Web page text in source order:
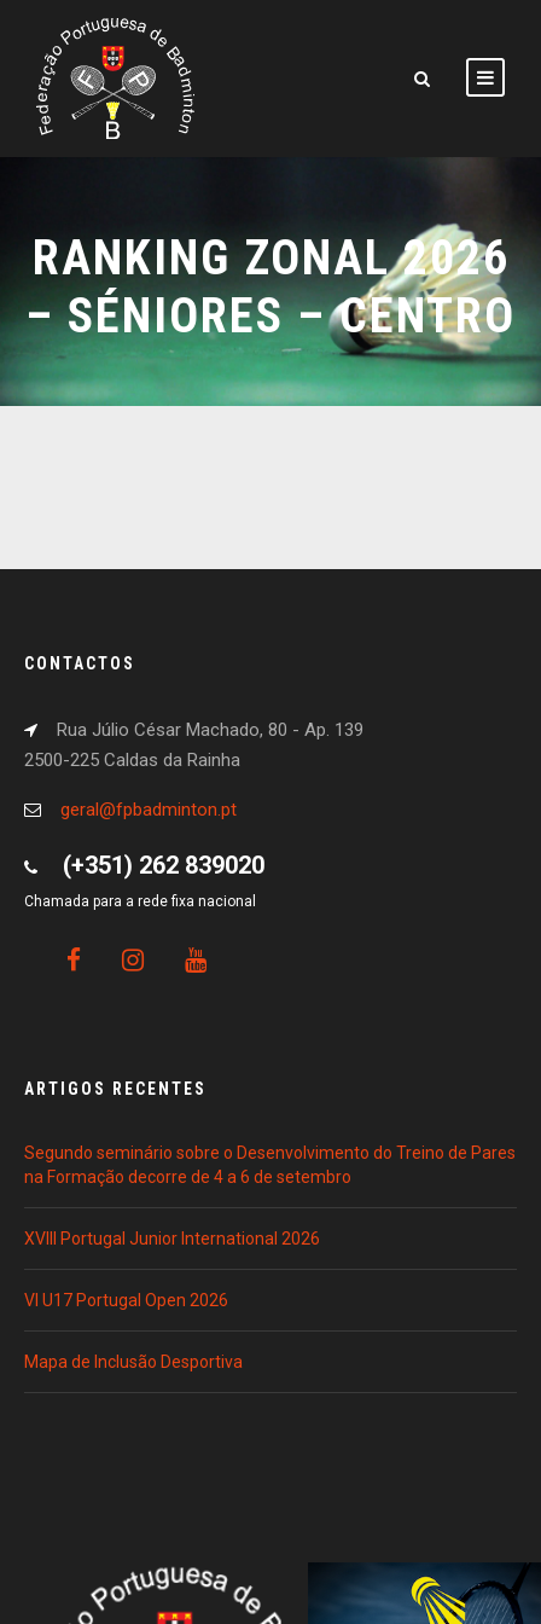
RANKING ZONAL 2026
– SÉNIORES – CENTRO
CONTACTOS
Rua Júlio César Machado, 80 - Ap. 139
2500-225 Caldas da Rainha
geral@fpbadminton.pt
(+351) 262 839020
Chamada para a rede fixa nacional
ARTIGOS RECENTES
Segundo seminário sobre o Desenvolvimento do Treino de Pares
na Formação decorre de 4 a 6 de setembro
XVIII Portugal Junior International 2026
VI U17 Portugal Open 2026
Mapa de Inclusão Desportiva